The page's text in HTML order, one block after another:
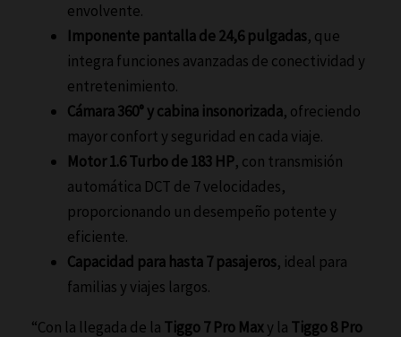
envolvente.
Imponente pantalla de 24,6 pulgadas, que
integra funciones avanzadas de conectividad y
entretenimiento.
Cámara 360° y cabina insonorizada, ofreciendo
mayor confort y seguridad en cada viaje.
Motor 1.6 Turbo de 183 HP, con transmisión
automática DCT de 7 velocidades,
proporcionando un desempeño potente y
eficiente.
Capacidad para hasta 7 pasajeros, ideal para
familias y viajes largos.
“Con la llegada de la Tiggo 7 Pro Maxy la Tiggo 8 Pro